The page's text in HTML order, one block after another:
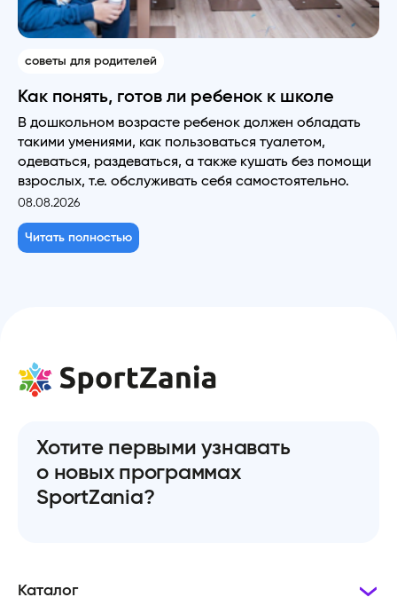
советы для родителей
Как понять, готов ли ребенок к школе
В дошкольном возрасте ребенок должен обладать
такими умениями, как пользоваться туалетом,
одеваться, раздеваться, а также кушать без помощи
взрослых, т.е. обслуживать себя самостоятельно.
08.08.2026
Читать полностью
Хотите первыми узнавать
о новых программах
SportZania?
Каталог